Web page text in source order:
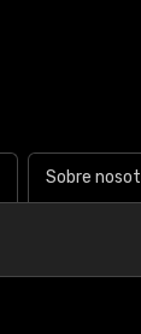
Sobre